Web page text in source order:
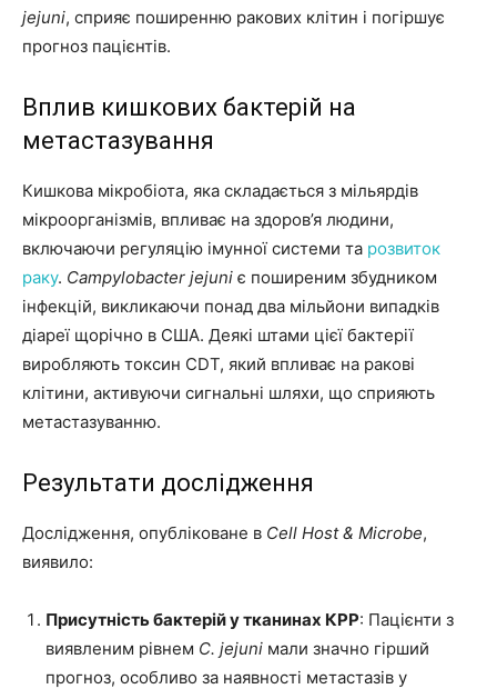
jejuni, сприяє поширенню ракових клітин і погіршує
прогноз пацієнтів.
Вплив кишкових бактерій на
метастазування
Кишкова мікробіота, яка складається з мільярдів
мікроорганізмів, впливає на здоров’я людини,
включаючи регуляцію імунної системи та розвиток
раку. Campylobacter jejuni є поширеним збудником
інфекцій, викликаючи понад два мільйони випадків
діареї щорічно в США. Деякі штами цієї бактерії
виробляють токсин CDT, який впливає на ракові
клітини, активуючи сигнальні шляхи, що сприяють
метастазуванню.
Результати дослідження
Дослідження, опубліковане в Cell Host & Microbe,
виявило:
Присутність бактерій у тканинах КРР: Пацієнти з
виявленим рівнем C. jejuni мали значно гірший
прогноз, особливо за наявності метастазів у